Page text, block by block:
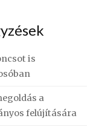
is
a
felújítására